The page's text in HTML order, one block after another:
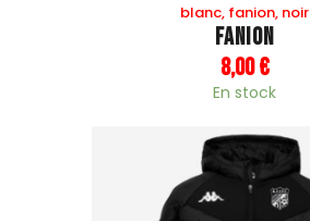
blanc, fanion, noir
Fanion
8,00 €
En stock